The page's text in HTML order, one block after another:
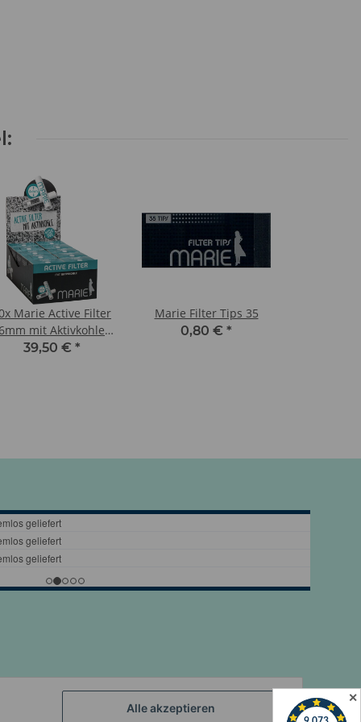
Marie Active Filter
6mm mit Aktivkohle
(ohne Überkarton)
39,50 € *
Marie Filter Tips 35
0,80 € *
Alle akzeptieren
✕